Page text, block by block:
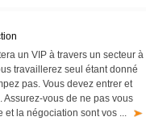
un VIP à travers un secteur à
travaillerez seul étant donné
pas. Vous devez entrer et
vous de ne pas vous
et la négociation sont vos ...